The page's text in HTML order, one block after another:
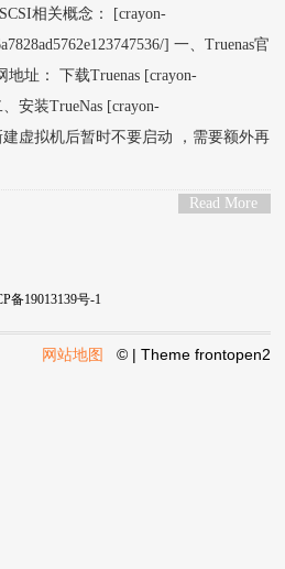
相关概念： [crayon-
] 一、Truenas官
地址： 下载Truenas [crayon-
、安装TrueNas [crayon-
建虚拟机后暂时不要启动 ，需要额外再
Read More
备19013139号-1
网站地图 © | Theme frontopen2